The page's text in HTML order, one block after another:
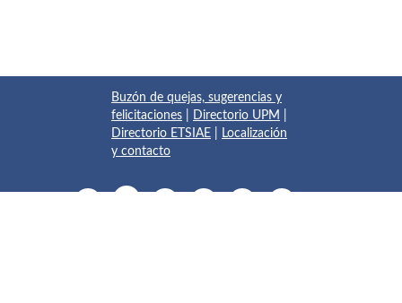
Buzón de quejas, sugerencias y
felicitaciones
Directorio UPM
Directorio ETSIAE
Localización
y contacto